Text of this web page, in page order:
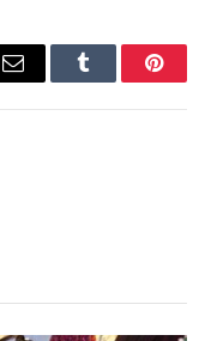
Email Tumblr